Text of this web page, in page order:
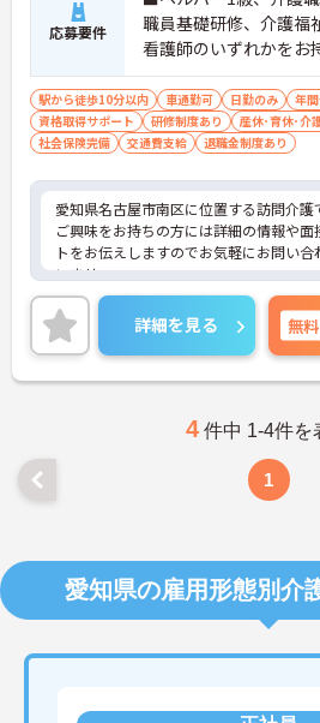
応募要件
職員基礎研修、介護福
看護師のいずれかを
車又は自動二輪車免許
駅から徒歩10分以内 車通勤可 日勤のみ
年
資格取得サポート
研修制度あり
産休･育休･介
社会保険完備
交通費支給 退職金制度あり
愛知県名古屋市南区に位置する訪問介護
ご興味をお持ちの方には詳細の情報や面
トをお伝えしますのでお気軽にお問い合
いませ。
詳細を見る 無料
4 件中 1-4件を
1
愛知県の雇用形態別介